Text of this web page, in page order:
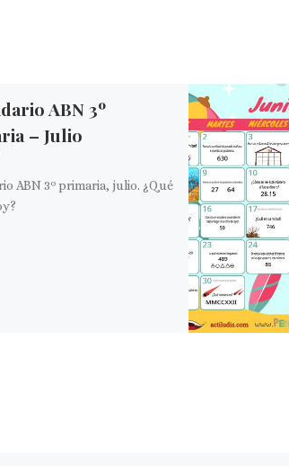
ABN 3º
– Julio
ABN 3º primaria, julio. ¿Qué